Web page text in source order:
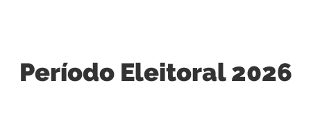
Período Eleitoral 2026